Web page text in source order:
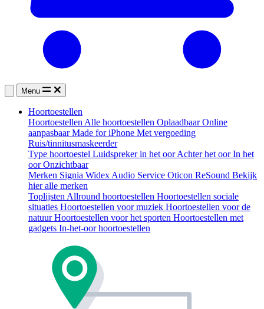
Menu
Hoortoestellen
Hoortoestellen Alle hoortoestellen OplaadbaarOnline
aanpasbaarMade for iPhone Met vergoeding
Ruis/tinnitusmaskeerder
Type hoortoestel Luidspreker in het oorAchter het oorIn het
oorOnzichtbaar
Merken Signia Widex Audio Service Oticon ReSound Bekijk
hier alle merken
Toplijsten Allround hoortoestellen Hoortoestellen sociale
situaties Hoortoestellen voor muziek Hoortoestellen voor de
natuurHoortoestellen voor het sporten Hoortoestellen met
gadgets In-het-oor hoortoestellen